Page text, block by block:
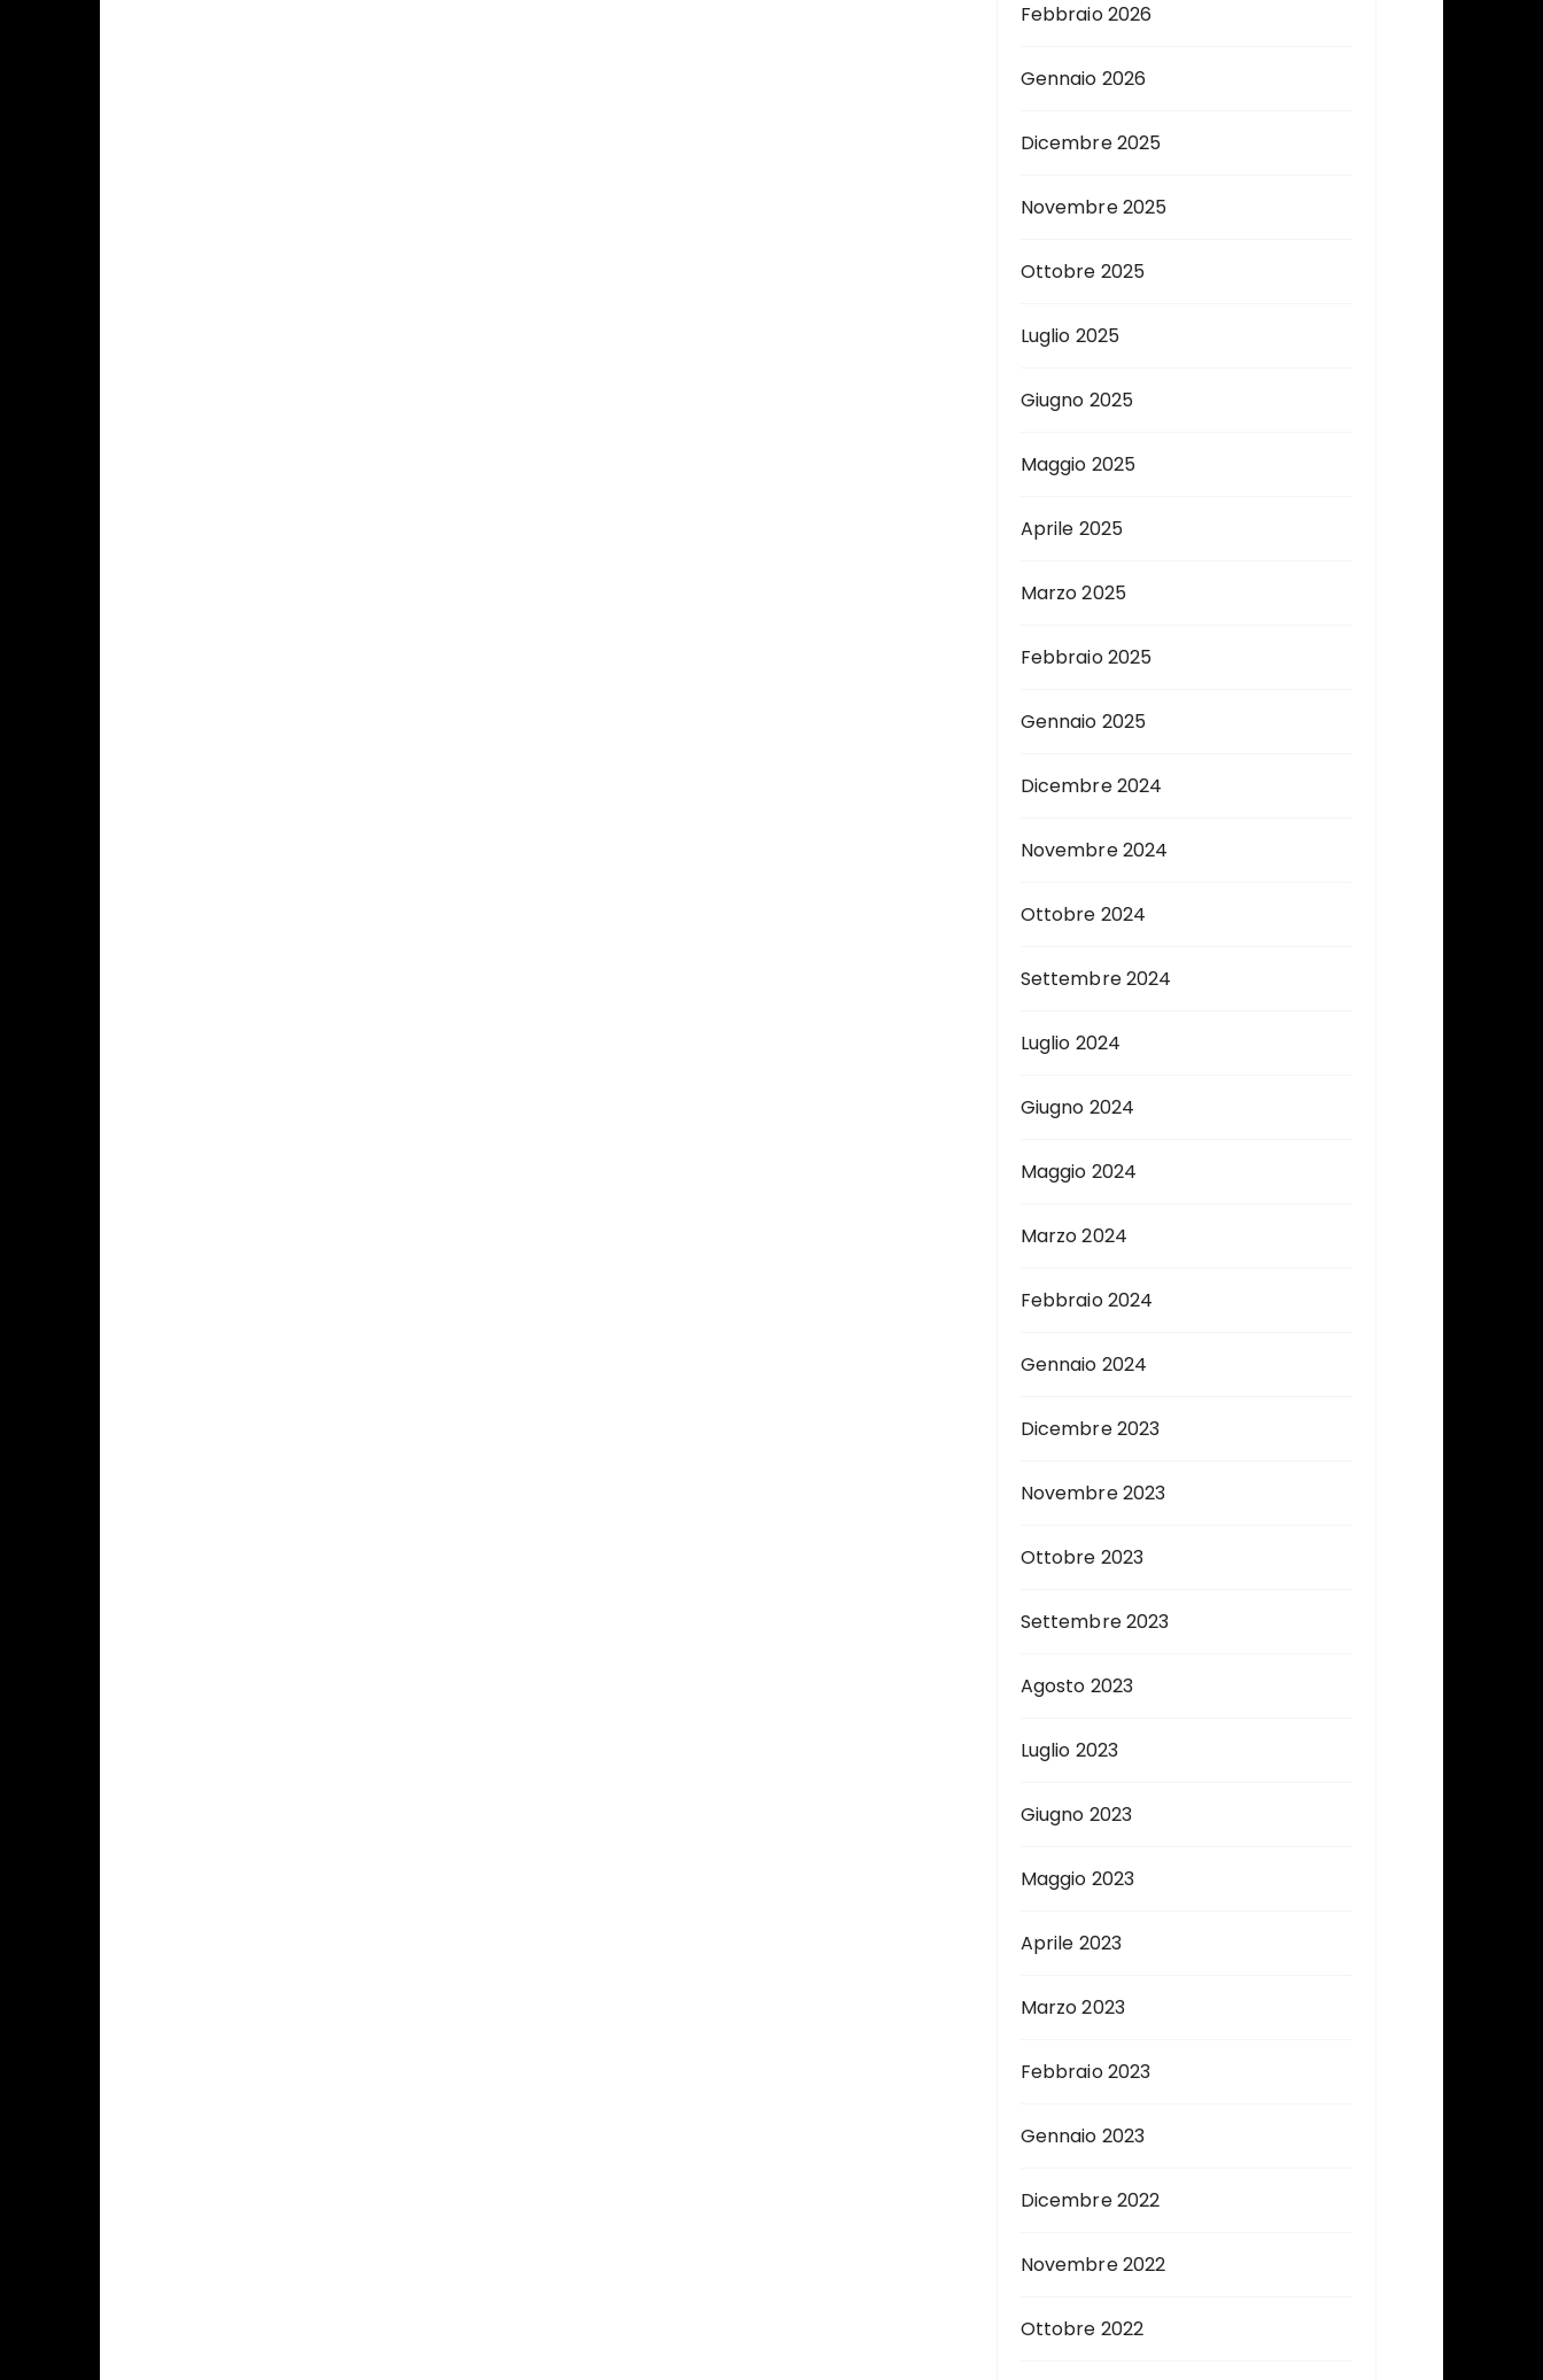
Febbraio 2026
Gennaio 2026
Dicembre 2025
Novembre 2025
Ottobre 2025
Luglio 2025
Giugno 2025
Maggio 2025
Aprile 2025
Marzo 2025
Febbraio 2025
Gennaio 2025
Dicembre 2024
Novembre 2024
Ottobre 2024
Settembre 2024
Luglio 2024
Giugno 2024
Maggio 2024
Marzo 2024
Febbraio 2024
Gennaio 2024
Dicembre 2023
Novembre 2023
Ottobre 2023
Settembre 2023
Agosto 2023
Luglio 2023
Giugno 2023
Maggio 2023
Aprile 2023
Marzo 2023
Febbraio 2023
Gennaio 2023
Dicembre 2022
Novembre 2022
Ottobre 2022